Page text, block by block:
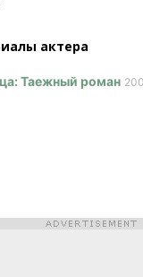
актера
Таежный роман